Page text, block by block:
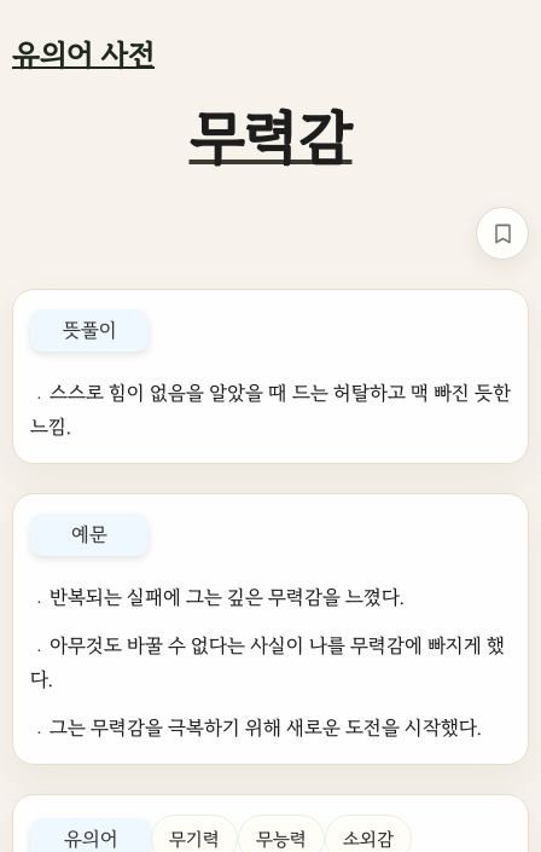
유의어 사전
무력감
책갈
뜻풀이
﹒스스로 힘이 없음을 알았을 때 드는 허탈하고 맥 빠진 듯한
느낌.
예문
﹒반복되는 실패에 그는 깊은 무력감을 느꼈다.
﹒아무것도 바꿀 수 없다는 사실이 나를 무력감에 빠지게 했
다.
﹒그는 무력감을 극복하기 위해 새로운 도전을 시작했다.
유의어 무기력 무능력 소외감